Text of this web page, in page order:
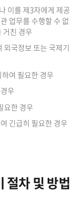
이를 제3자에게 제공
업무를 수행할 수 없
거친 경우
외국정보 또는 국제기
여 필요한 경우
우
요한 경우
긴급히 필요한 경우
절차 및 방법